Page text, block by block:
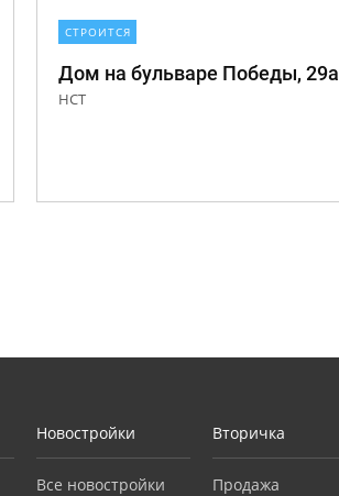
СТРОИТСЯ
Дом на бульваре Победы, 29а
НСТ
Новостройки
Все новостройки
Вторичка
Продажа